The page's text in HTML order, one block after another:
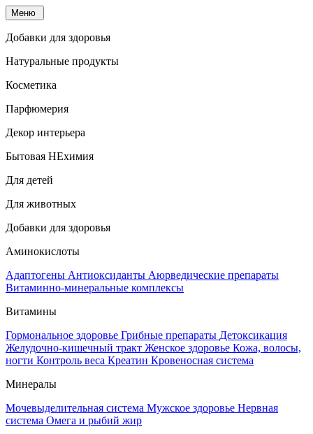
Меню
Добавки для здоровья
Натуральные продукты
Косметика
Парфюмерия
Декор интерьера
Бытовая НЕхимия
Для детей
Для животных
Добавки для здоровья
Аминокислоты
Адаптогены Антиоксиданты Аюрведические препараты
Витаминно-минеральные комплексы
Витамины
Гормональное здоровье Грибные препараты Детоксикация
Желудочно-кишечный тракт Женское здоровье Кожа, волосы,
ногти Контроль веса Креатин Кровеносная система
Минералы
Мочевыделительная система Мужское здоровье Нервная
система Омега и рыбий жир